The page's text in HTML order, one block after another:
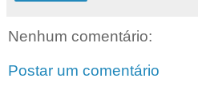
Nenhum comentário:
Postar um comentário